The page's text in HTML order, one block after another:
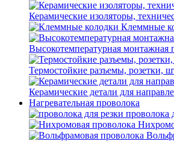
Керамические изоляторы,
Клеммные
Высокотемпературная монтажная
Термостойкие разъемы, розетки,
Керамические детали для
Нагревательная проволока
проволока